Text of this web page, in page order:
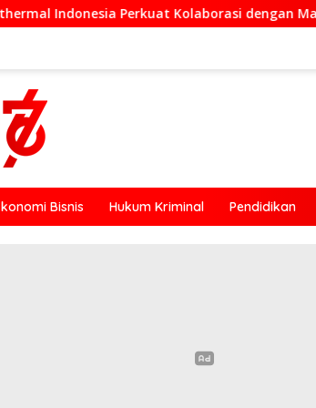
dengan Masyarakat di Semester 1 2026
Bisnis Hukum Kriminal Pendidikan